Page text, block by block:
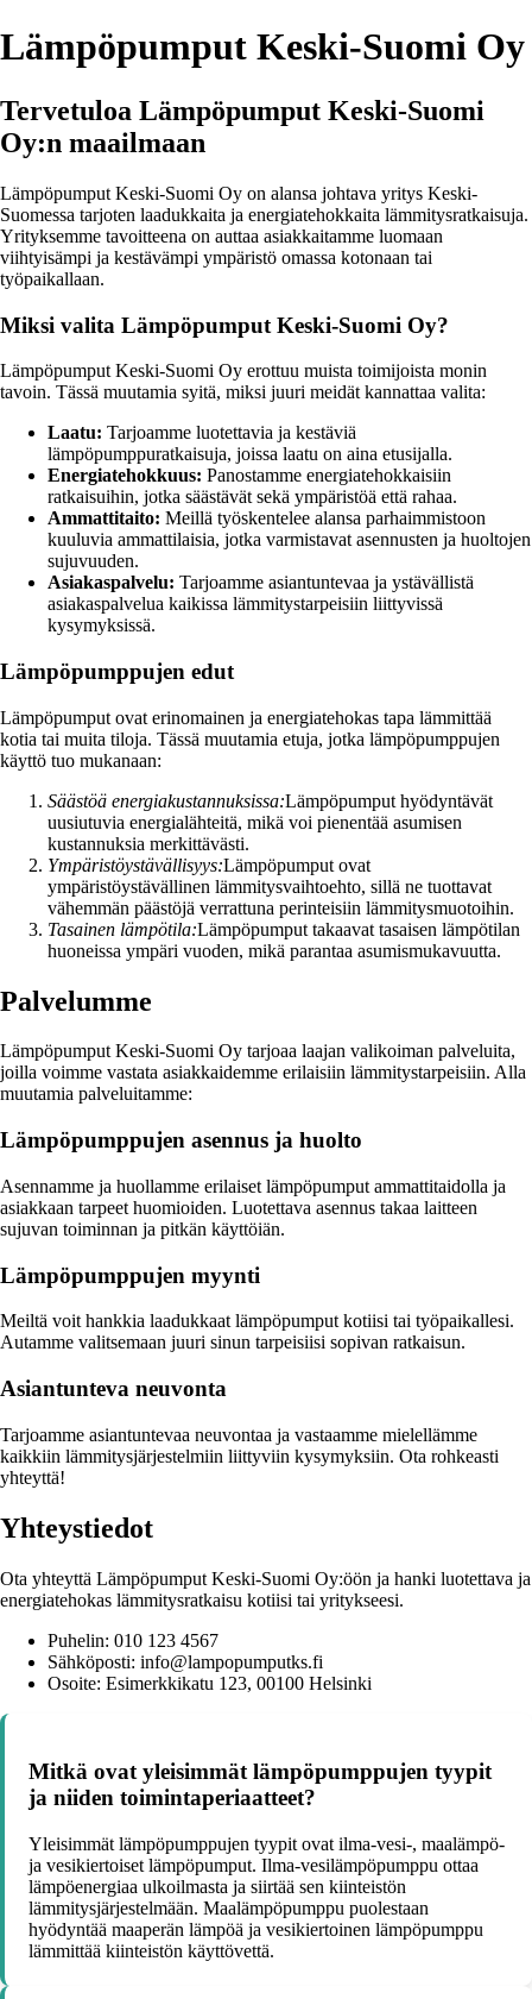
Lämpöpumput Keski-Suomi Oy
Tervetuloa Lämpöpumput Keski-Suomi
Oy:n maailmaan
Lämpöpumput Keski-Suomi Oy on alansa johtava yritys Keski-
Suomessa tarjoten laadukkaita ja energiatehokkaita lämmitysratkaisuja.
Yrityksemme tavoitteena on auttaa asiakkaitamme luomaan
viihtyisämpi ja kestävämpi ympäristö omassa kotonaan tai
työpaikallaan.
Miksi valita Lämpöpumput Keski-Suomi Oy?
Lämpöpumput Keski-Suomi Oy erottuu muista toimijoista monin
tavoin. Tässä muutamia syitä, miksi juuri meidät kannattaa valita:
Laatu: Tarjoamme luotettavia ja kestäviä
lämpöpumppuratkaisuja, joissa laatu on aina etusijalla.
Energiatehokkuus: Panostamme energiatehokkaisiin
ratkaisuihin, jotka säästävät sekä ympäristöä että rahaa.
Ammattitaito: Meillä työskentelee alansa parhaimmistoon
kuuluvia ammattilaisia, jotka varmistavat asennusten ja huoltojen
sujuvuuden.
Asiakaspalvelu: Tarjoamme asiantuntevaa ja ystävällistä
asiakaspalvelua kaikissa lämmitystarpeisiin liittyvissä
kysymyksissä.
Lämpöpumppujen edut
Lämpöpumput ovat erinomainen ja energiatehokas tapa lämmittää
kotia tai muita tiloja. Tässä muutamia etuja, jotka lämpöpumppujen
käyttö tuo mukanaan:
Säästöä energiakustannuksissa:Lämpöpumput hyödyntävät
uusiutuvia energialähteitä, mikä voi pienentää asumisen
kustannuksia merkittävästi.
Ympäristöystävällisyys:Lämpöpumput ovat
ympäristöystävällinen lämmitysvaihtoehto, sillä ne tuottavat
vähemmän päästöjä verrattuna perinteisiin lämmitysmuotoihin.
Tasainen lämpötila:Lämpöpumput takaavat tasaisen lämpötilan
huoneissa ympäri vuoden, mikä parantaa asumismukavuutta.
Palvelumme
Lämpöpumput Keski-Suomi Oy tarjoaa laajan valikoiman palveluita,
joilla voimme vastata asiakkaidemme erilaisiin lämmitystarpeisiin. Alla
muutamia palveluitamme:
Lämpöpumppujen asennus ja huolto
Asennamme ja huollamme erilaiset lämpöpumput ammattitaidolla ja
asiakkaan tarpeet huomioiden. Luotettava asennus takaa laitteen
sujuvan toiminnan ja pitkän käyttöiän.
Lämpöpumppujen myynti
Meiltä voit hankkia laadukkaat lämpöpumput kotiisi tai työpaikallesi.
Autamme valitsemaan juuri sinun tarpeisiisi sopivan ratkaisun.
Asiantunteva neuvonta
Tarjoamme asiantuntevaa neuvontaa ja vastaamme mielellämme
kaikkiin lämmitysjärjestelmiin liittyviin kysymyksiin. Ota rohkeasti
yhteyttä!
Yhteystiedot
Ota yhteyttä Lämpöpumput Keski-Suomi Oy:öön ja hanki luotettava ja
energiatehokas lämmitysratkaisu kotiisi tai yritykseesi.
Puhelin: 010 123 4567
Sähköposti: info@lampopumputks.fi
Osoite: Esimerkkikatu 123, 00100 Helsinki
Mitkä ovat yleisimmät lämpöpumppujen tyypit
ja niiden toimintaperiaatteet?
Yleisimmät lämpöpumppujen tyypit ovat ilma-vesi-, maalämpö-
ja vesikiertoiset lämpöpumput. Ilma-vesilämpöpumppu ottaa
lämpöenergiaa ulkoilmasta ja siirtää sen kiinteistön
lämmitysjärjestelmään. Maalämpöpumppu puolestaan
hyödyntää maaperän lämpöä ja vesikiertoinen lämpöpumppu
lämmittää kiinteistön käyttövettä.